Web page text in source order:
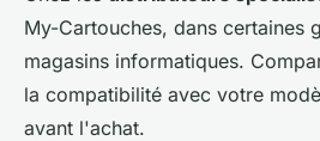
My-Cartouches, dans certaines
magasins informatiques.
la compatibilité avec votre
avant l'achat.